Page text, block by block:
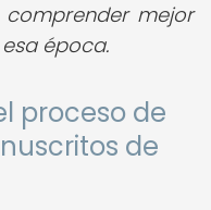
mejor
época.
proceso de
de